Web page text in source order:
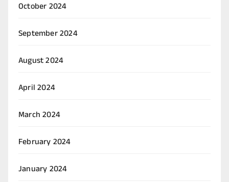
October 2024
September 2024
August 2024
April 2024
March 2024
February 2024
January 2024